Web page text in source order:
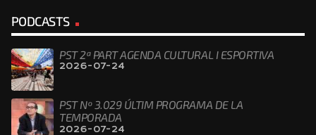
PODCASTS
PST 2ª PART AGENDA CULTURAL I ESPORTIVA
2026-07-24
PST Nº 3.029 ÚLTIM PROGRAMA DE LA
TEMPORADA
2026-07-24